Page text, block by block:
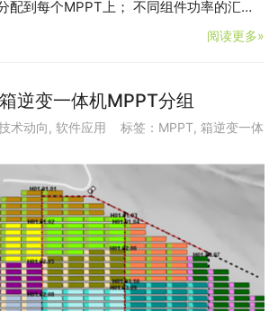
配到每个MPPT上； 不同组件功率的汇…
阅读更多»
逆变一体机MPPT分组
术动向 , 软件应用 标签： MPPT, 箱逆变一体